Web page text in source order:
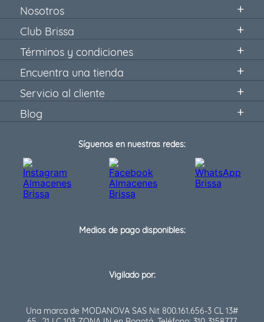
Nosotros
Club Brissa
Términos y condiciones
Encuentra una tienda
Servicio al cliente
Blog
Síguenos en nuestras redes:
Medios de pago disponibles:
Vigilado por:
Una marca de MODANOVA SAS Nit 800.161.656-3 CL 13#